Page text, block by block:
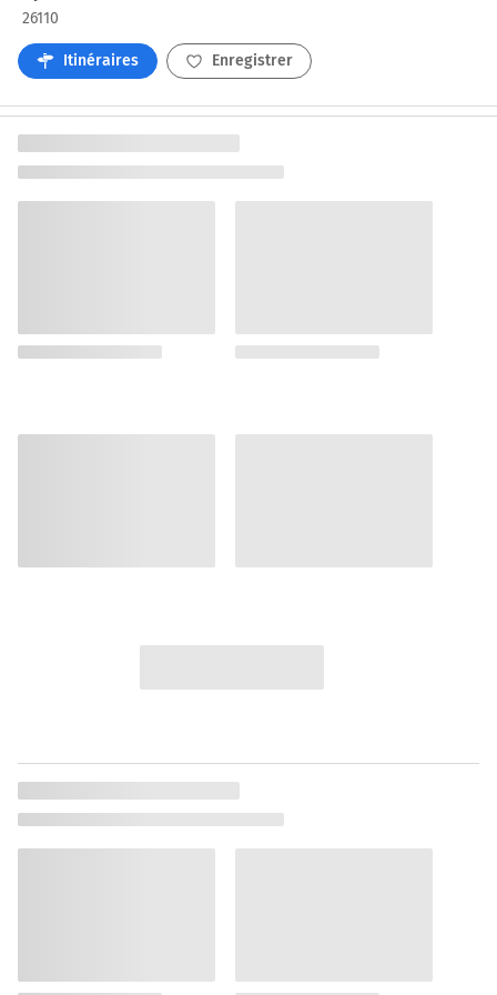
26110
Itinéraires Enregistrer